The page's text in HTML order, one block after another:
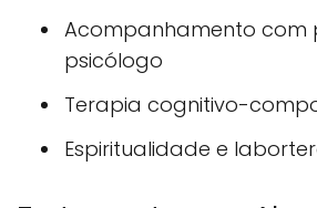
Acompanhamento com
psicólogo
Terapia cognitivo-
Espiritualidade e